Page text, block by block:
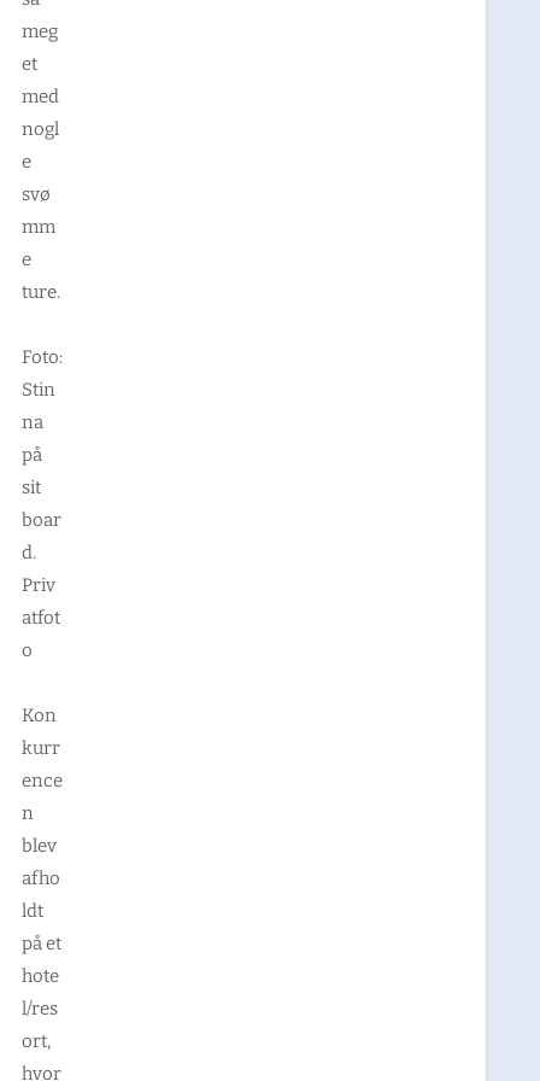
meg
et
med
nogl
e
svø
mm
e
ture.
Foto:
Stin
na
på
sit
boar
d.
Priv
atfot
o
Kon
kurr
ence
n
blev
afho
ldt
på et
hote
l/res
ort,
hvor